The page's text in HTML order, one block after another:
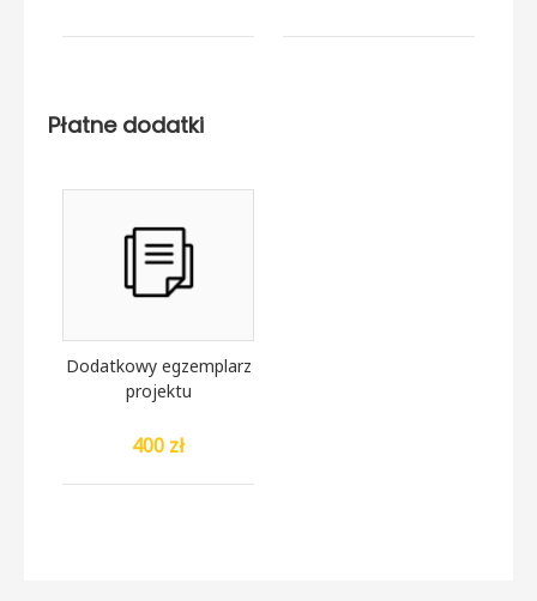
Płatne dodatki
Dodatkowy egzemplarz
projektu
400 zł